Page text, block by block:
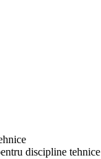
discipline tehnice